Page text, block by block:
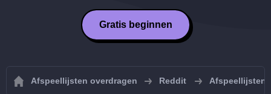
Gratis beginnen
Afspeellijsten overdragen Reddit Afspeellijsten